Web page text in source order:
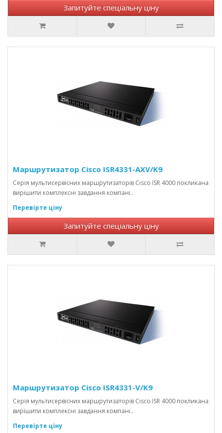
Запитуйте спеціальну ціну
Маршрутизатор Cisco ISR4331-AXV/K9
Серія мультисервісних маршрутизаторів Cisco ISR 4000 покликана
вирішити комплексні завдання компані..
Перевірте ціну
Запитуйте спеціальну ціну
Маршрутизатор Cisco ISR4331-V/K9
Серія мультисервісних маршрутизаторів Cisco ISR 4000 покликана
вирішити комплексні завдання компані..
Перевірте ціну